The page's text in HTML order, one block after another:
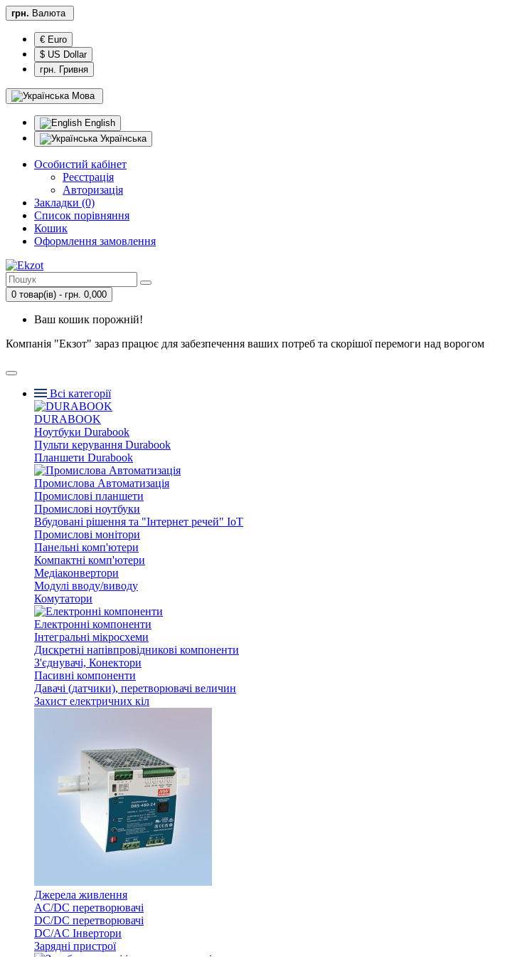
грн. Валюта
€ Euro
$ US Dollar
грн. Гривня
Мова
English
Українська
Особистий кабінет
Реєстрація
Авторизація
Закладки (0)
Список порівняння
Кошик
Оформлення замовлення
0 товар(ів) - грн. 0,000
Ваш кошик порожній!
Компанія "Екзот" зараз працює для забезпечення ваших потреб та скорішої перемоги над ворогом
Всі категорії
DURABOOK
Ноутбуки Durabook
Пульти керування Durabook
Планшети Durabook
Промислова Автоматизація
Промислові планшети
Промислові ноутбуки
Вбудовані рішення та "Інтернет речей" IoT
Промислові монітори
Панельні комп'ютери
Компактні комп'ютери
Медіаконвертори
Модулі вводу/виводу
Комутатори
Електронні компоненти
Інтегральні мікросхеми
Дискретні напівпровідникові компоненти
З'єднувачі, Конектори
Пасивні компоненти
Давачі (датчики), перетворювачі величин
Захист електричних кіл
Джерела живлення
AC/DC перетворювачі
DC/DC перетворювачі
DC/AC Інвертори
Зарядні пристрої